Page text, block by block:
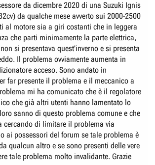
i
o
da dicembre 2020 di una Suzuki Ignis
da qualche mese avverto sui 2000-2500
al motore sia a giri costanti che in leggera
che parti minimamente la parte elettrica,
si presentava quest'inverno e si presenta
Il problema ovviamente aumenta in
acceso. Sono andato in
far presente il problema e il meccanico a
mi ha comunicato che è il regolatore
che già altri utenti hanno lamentato lo
sanno di questo problema comune e che
cercando di limitare il problema via
ai possessori del forum se tale problema è
qualcun altro e se sono presenti delle vere
tale problema molto invalidante. Grazie